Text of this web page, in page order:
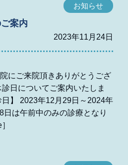
お知らせ
案内
2023年11月24日
にご来院頂きありがとうござ
日についてご案内いたしま
】 2023年12月29日～2024年
は午前中のみの診療となり